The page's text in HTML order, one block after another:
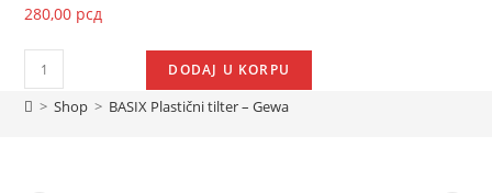
280,00 рсд
DODAJ U KORPU
> Shop > BASIX Plastični tilter – Gewa